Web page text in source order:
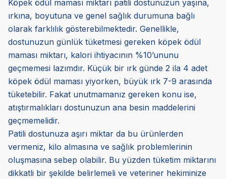
Köpek ödül maması miktarı patili dostunuzun yaşına,
ırkına, boyutuna ve genel sağlık durumuna bağlı
olarak farklılık gösterebilmektedir. Genellikle,
dostunuzun günlük tüketmesi gereken köpek ödül
maması miktarı, kalori ihtiyacının %10’ununu
geçmemesi lazımdır. Küçük bir ırk günde 2 ila 4 adet
köpek ödül maması yiyorken, büyük ırk 7-9 arasında
tüketebilir. Fakat unutmamanız gereken konu ise,
atıştırmalıkları dostunuzun ana besin maddelerini
geçmemelidir.
Patili dostunuza aşırı miktar da bu ürünlerden
vermeniz, kilo almasına ve sağlık problemlerinin
oluşmasına sebep olabilir. Bu yüzden tüketim miktarını
dikkatli bir şekilde belirlemeli ve veteriner hekiminize